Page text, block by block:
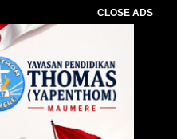
CLOSE ADS